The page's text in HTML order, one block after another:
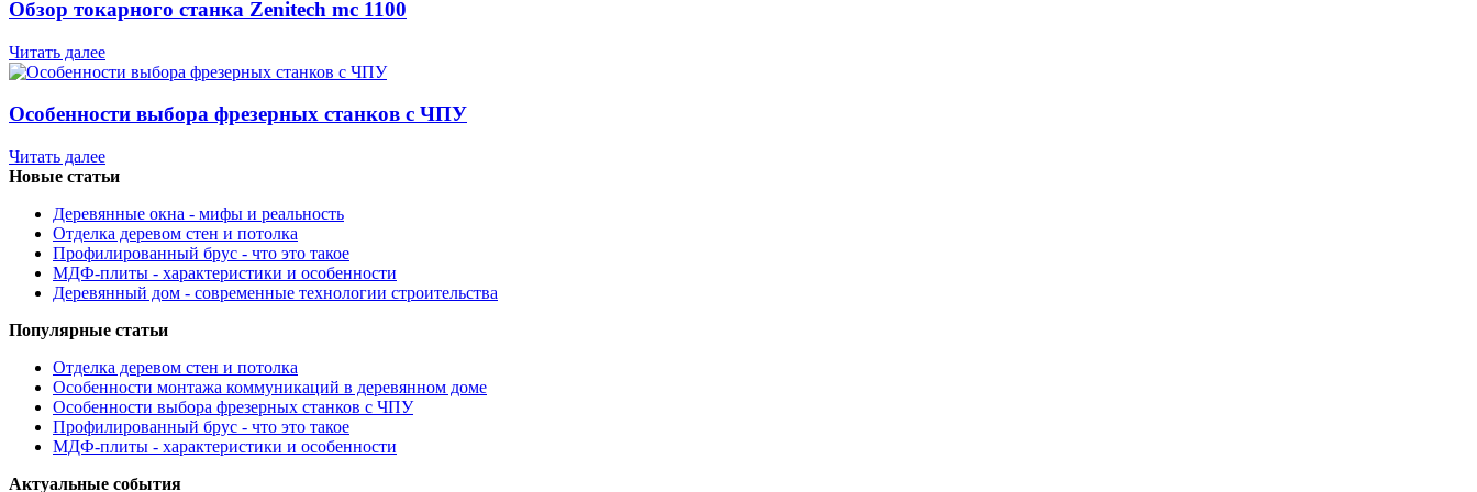
Обзор токарного станка Zenitech mc 1100
Читать далее
Особенности выбора фрезерных станков с ЧПУ
Читать далее
Новые статьи
Деревянные окна - мифы и реальность
Отделка деревом стен и потолка
Профилированный брус - что это такое
МДФ-плиты - характеристики и особенности
Деревянный дом - современные технологии строительства
Популярные статьи
Отделка деревом стен и потолка
Особенности монтажа коммуникаций в деревянном доме
Особенности выбора фрезерных станков с ЧПУ
Профилированный брус - что это такое
МДФ-плиты - характеристики и особенности
Актуальные события